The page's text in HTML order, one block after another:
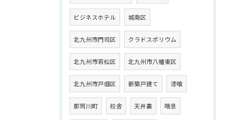
ビジネスホテル 城南区
北九州市門司区 クラドスポリウム
北九州市若松区 北九州市八幡東区
北九州市戸畑区 新築戸建て 漆喰
那珂川町 校舎 天井裏 喘息